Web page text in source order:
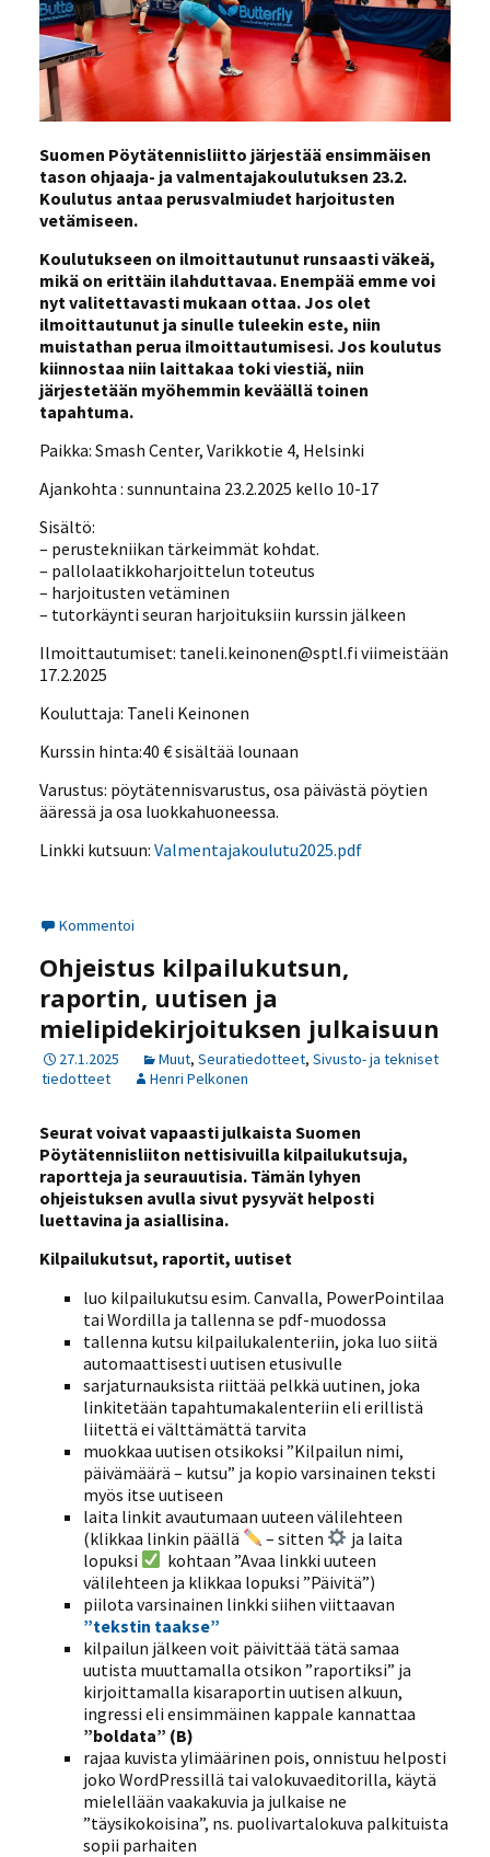
Suomen Pöytätennisliitto järjestää ensimmäisen
tason ohjaaja- ja valmentajakoulutuksen 23.2.
Koulutus antaa perusvalmiudet harjoitusten
vetämiseen.
Koulutukseen on ilmoittautunut runsaasti väkeä,
mikä on erittäin ilahduttavaa. Enempää emme voi
nyt valitettavasti mukaan ottaa. Jos olet
ilmoittautunut ja sinulle tuleekin este, niin
muistathan perua ilmoittautumisesi. Jos koulutus
kiinnostaa niin laittakaa toki viestiä, niin
järjestetään myöhemmin keväällä toinen
tapahtuma.
Paikka: Smash Center, Varikkotie 4, Helsinki
Ajankohta : sunnuntaina 23.2.2025 kello 10-17
Sisältö:
– perustekniikan tärkeimmät kohdat.
– pallolaatikkoharjoittelun toteutus
– harjoitusten vetäminen
– tutorkäynti seuran harjoituksiin kurssin jälkeen
Ilmoittautumiset: taneli.keinonen@sptl.fi viimeistään
17.2.2025
Kouluttaja: Taneli Keinonen
Kurssin hinta:40 € sisältää lounaan
Varustus: pöytätennisvarustus, osa päivästä pöytien
ääressä ja osa luokkahuoneessa.
Linkki kutsuun:Valmentajakoulutu2025.pdf
Kommentoi
Ohjeistus kilpailukutsun,
raportin, uutisen ja
mielipidekirjoituksen julkaisuun
27.1.2025 Muut, Seuratiedotteet, Sivusto- ja tekniset
tiedotteet
Henri Pelkonen
Seurat voivat vapaasti julkaista Suomen
Pöytätennisliiton nettisivuilla kilpailukutsuja,
raportteja ja seurauutisia. Tämän lyhyen
ohjeistuksen avulla sivut pysyvät helposti
luettavina ja asiallisina.
Kilpailukutsut, raportit, uutiset
luo kilpailukutsu esim. Canvalla, PowerPointilaa
tai Wordilla ja tallenna se pdf-muodossa
tallenna kutsu kilpailukalenteriin, joka luo siitä
automaattisesti uutisen etusivulle
sarjaturnauksista riittää pelkkä uutinen, joka
linkitetään tapahtumakalenteriin eli erillistä
liitettä ei välttämättä tarvita
muokkaa uutisen otsikoksi ”Kilpailun nimi,
päivämäärä – kutsu” ja kopio varsinainen teksti
myös itse uutiseen
laita linkit avautumaan uuteen välilehteen
(klikkaa linkin päällä
– sitten
ja laita
lopuksi
kohtaan ”Avaa linkki uuteen
välilehteen ja klikkaa lopuksi ”Päivitä”)
piilota varsinainen linkki siihen viittaavan
”tekstin taakse”
kilpailun jälkeen voit päivittää tätä samaa
uutista muuttamalla otsikon ”raportiksi” ja
kirjoittamalla kisaraportin uutisen alkuun,
ingressi eli ensimmäinen kappale kannattaa
”boldata” (B)
rajaa kuvista ylimäärinen pois, onnistuu helposti
joko WordPressillä tai valokuvaeditorilla, käytä
mielellään vaakakuvia ja julkaise ne
”täysikokoisina”, ns. puolivartalokuva palkituista
sopii parhaiten